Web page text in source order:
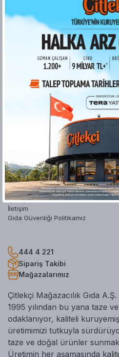
444 4 221
Sipariş Takibi
Mağazalarımız
Çitlekçi Mağazacılık Gıda
1995 yılından bu yana taze
odaklanıyor, kaliteli kuruyemiş
üretimimizi tutkuyla
taze ve doğal ürünler
Üretimin her aşamasında
Şifremi Unuttum
Favori Ürünlerim
Sipariş İşlemleri
Gizlilik ve Güvenlik
İade ve Değişim Koşulları
Ödeme ve Teslimat
Kişisel Verilerin Korunması
Kurumsal Fatura
ETK bilgilendirme metni
Bilgi Toplumu Hizmetleri
Yatırımcı İlişkileri
Mağazalar
Blog
Hesap Silme Formu
İş Başvuru Formu
İletişim
Gıda Güvenliği Politikamız